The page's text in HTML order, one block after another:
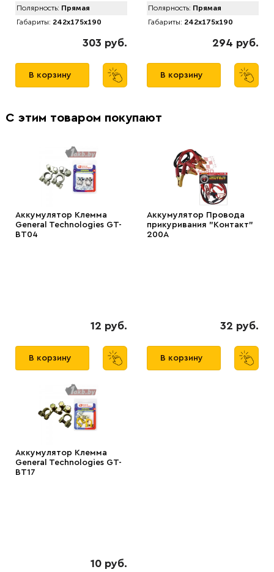
Полярность: Прямая
Габариты: 242x175x190
303 руб.
В корзину
Полярность: Прямая
Габариты: 242x175x190
294 руб.
В корзину
С этим товаром покупают
Аккумулятор Клемма
General Technologies GT-
BT04
12 руб.
В корзину
Аккумулятор Провода
прикуривания "Контакт"
200А
32 руб.
В корзину
Аккумулятор Клемма
General Technologies GT-
BT17
10 руб.